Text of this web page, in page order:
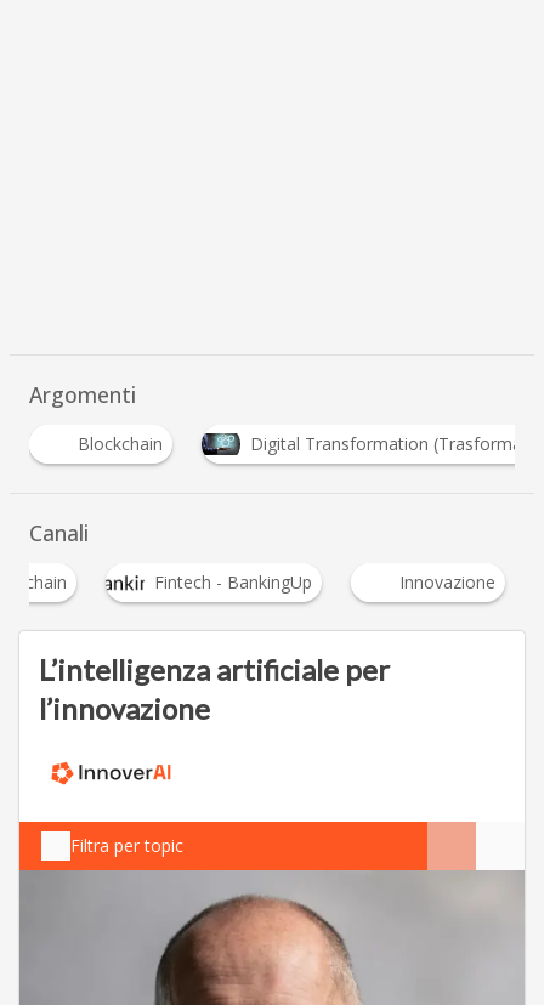
Argomenti
Digital Transformation (Trasformazione Digitale)
Canali
Fintech - BankingUp Innovazione
L’intelligenza artificiale per
l’innovazione
Filtra per topic